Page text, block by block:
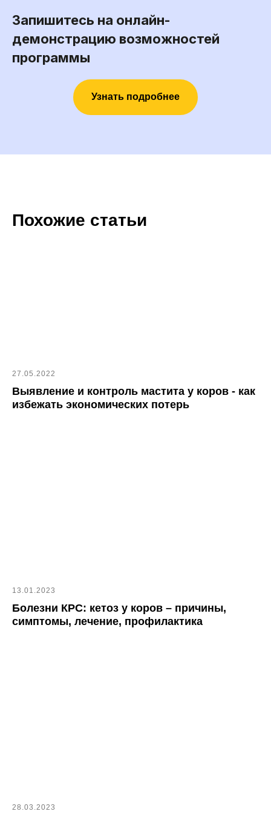
Запишитесь на онлайн-
демонстрацию возможностей
программы
Узнать подробнее
Похожие статьи
27.05.2022
Выявление и контроль мастита у коров - как
избежать экономических потерь
13.01.2023
Болезни КРС: кетоз у коров – причины,
симптомы, лечение, профилактика
28.03.2023